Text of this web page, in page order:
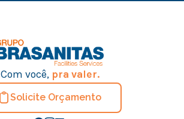
Com você, pra valer.
Solicite Orçamento